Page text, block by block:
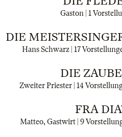
Gaston | 1
DIE
Hans Schwarz | 17
DIE
Zweiter Priester | 14
FRA
Matteo, Gastwirt | 9